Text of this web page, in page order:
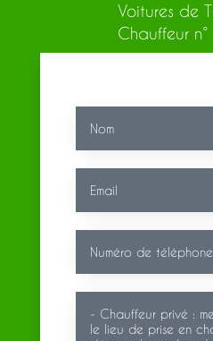
Voitures de
Chauffeur